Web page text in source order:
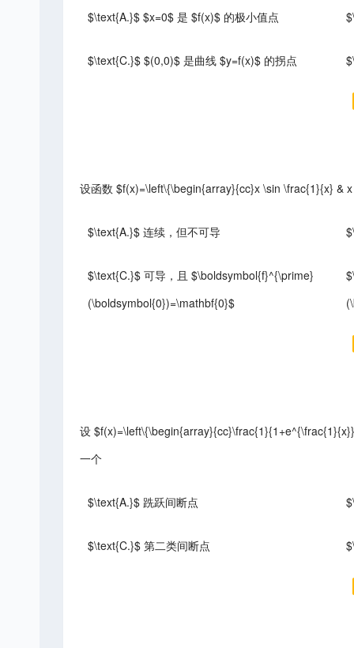
$\text{A.}$ $x=0$ 是 $f(x)$ 的极小值点
$\text{C.}$ $(0,0)$ 是曲线 $y=f(x)$ 的拐点
设函数 $f(x)=\left\{\begin{array}{cc}x \sin \frac{1}{x} &
$\text{A.}$ 连续，但不可导
$\text{C.}$ 可导，且 $\boldsymbol{f}^{\prime}
(\boldsymbol{0})=\mathbf{0}$
设
一个
$\text{A.}$ 跣跃间断点
$\text{C.}$ 第二类间断点